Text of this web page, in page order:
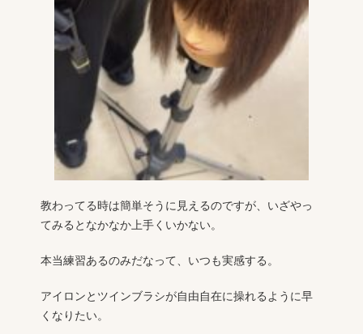
教わってる時は簡単そうに見えるのですが、いざやっ
てみるとなかなか上手くいかない。
本当練習あるのみだなって、いつも実感する。
アイロンとツインブラシが自由自在に操れるように早
くなりたい。